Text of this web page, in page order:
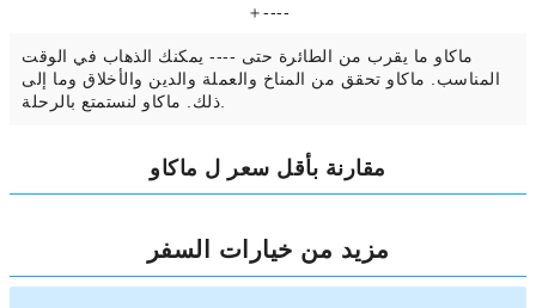
＋----
ماكاو ما يقرب من الطائرة حتى ---- يمكنك الذهاب في الوقت
المناسب. ماكاو تحقق من المناخ والعملة والدين والأخلاق وما إلى
مقارنة بأقل سعر ل ماكاو
مزيد من خيارات السفر